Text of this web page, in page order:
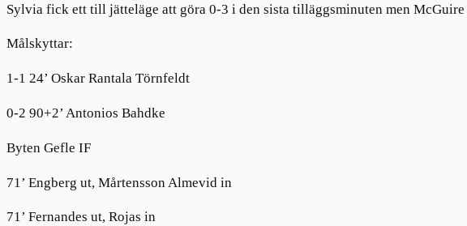
Sylvia fick ett till jätteläge att göra 0-3 i den sista tilläggsminuten men McGuire
Målskyttar:
1-1 24’ Oskar Rantala Törnfeldt
0-2 90+2’ Antonios Bahdke
Byten Gefle IF
71 ’ Engberg ut, Mårtensson Almevid in
71’ Fernandes ut, Rojas in